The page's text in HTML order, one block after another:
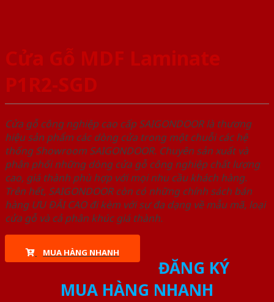
Cửa Gỗ MDF Laminate
P1R2-SGD
Cửa gỗ công nghiệp cao cấp SAIGONDOOR là thương
hiệu sản phẩm các dòng cửa trong một chuỗi các hệ
thống Showroom SAIGONDOOR. Chuyên sản xuất và
phân phối những dòng cửa gỗ công nghiệp chất lượng
cao, giá thành phù hợp với mọi nhu cầu khách hàng.
Trên hết, SAIGONDOOR còn có những chính sách bán
hàng ƯU ĐÃI CAO đi kèm với sự đa dạng về mẫu mã, loại
cửa gỗ và cả phân khúc giá thành.
MUA HÀNG NHANH
ĐĂNG KÝ
MUA HÀNG NHANH